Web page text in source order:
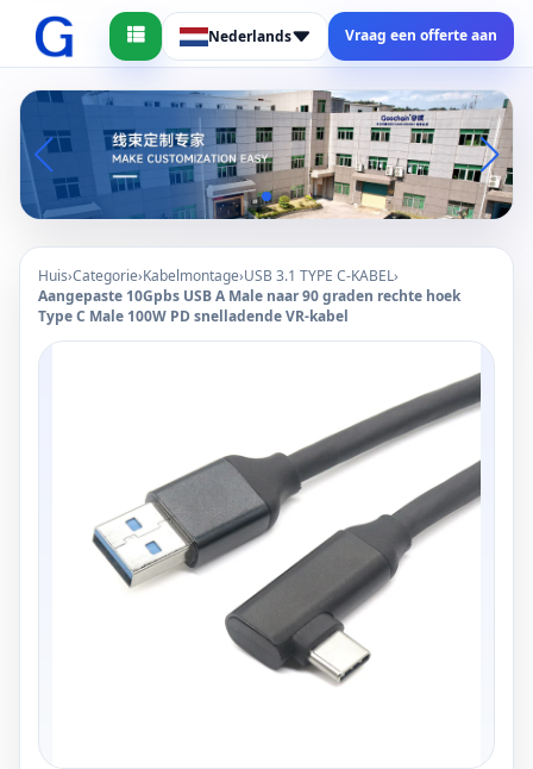
Nederlands Vraag een offerte aan
Huis›Categorie›Kabelmontage›USB 3.1 TYPE C-KABEL›
Aangepaste 10Gpbs USB A Male naar 90 graden rechte hoek
Type C Male 100W PD snelladende VR-kabel